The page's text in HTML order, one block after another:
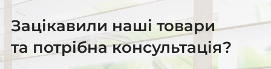
Зацікавили наші товари
та потрібна консультація?